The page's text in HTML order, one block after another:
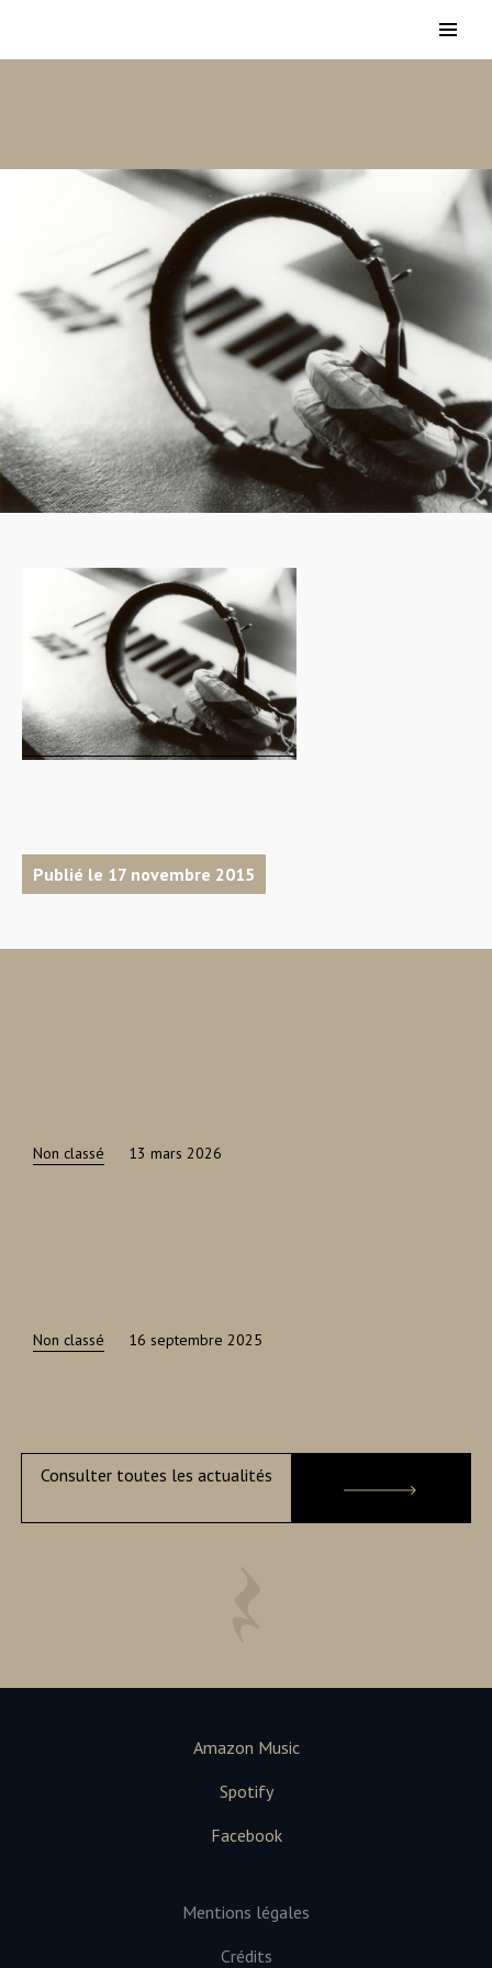
Publié le 17 novembre 2015
Non classé 13 mars 2026
Non classé 16 septembre 2025
Consulter toutes les actualités
Amazon Music
Spotify
Facebook
Mentions légales
Crédits